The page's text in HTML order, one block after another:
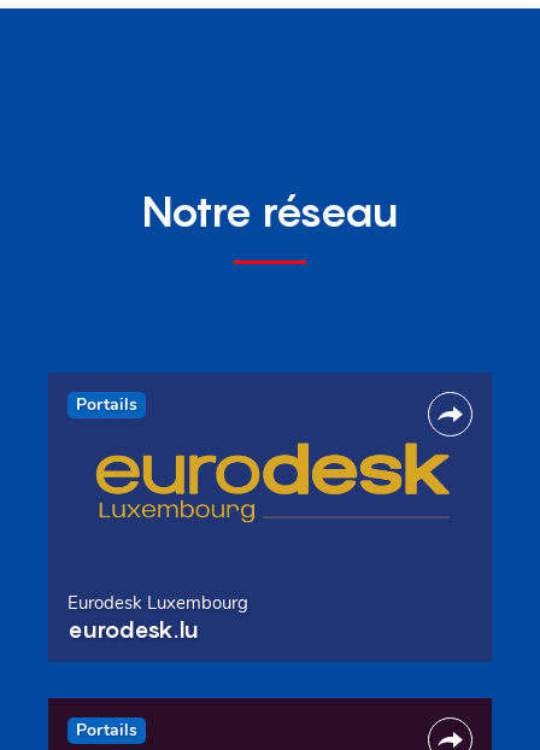
Notre réseau
Portails
Eurodesk Luxembourg
eurodesk.lu
Portails